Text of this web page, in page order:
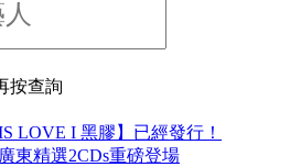
按查詢
LOVE I 黑膠】已經發行！
東精選2CDs重磅登場